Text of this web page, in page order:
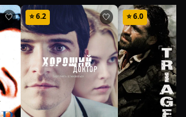
🤍 ⭐6.2 🤍 ⭐6.0